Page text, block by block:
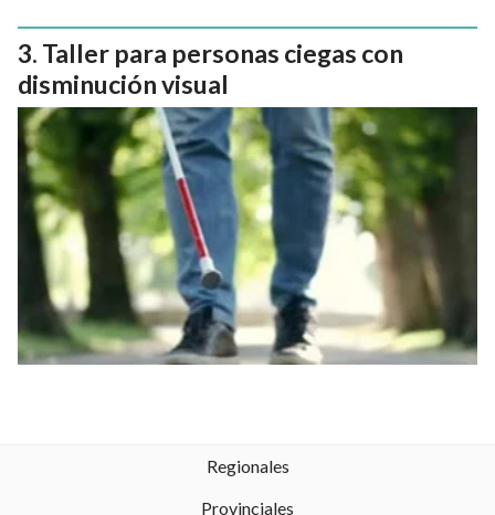
Taller para personas ciegas con
disminución visual
Regionales
Provinciales